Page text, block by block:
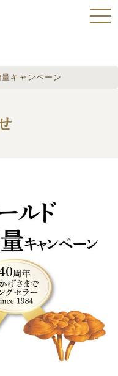
キャンペーン